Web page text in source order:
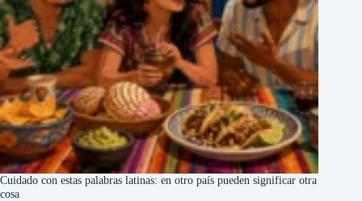
Cuidado con estas palabras latinas: en otro país pueden significar otra
cosa